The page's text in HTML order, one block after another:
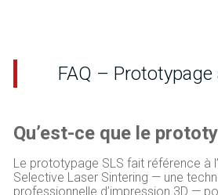
FAQ – Prototypage
Qu’est-ce que le
Le prototypage SLS fait référence à
Selective Laser Sintering — une
professionnelle d’impression 3D —